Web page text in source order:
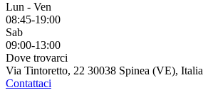
Lun - Ven
08:45-19:00
Sab
09:00-13:00
Dove trovarci
Via Tintoretto, 22 30038 Spinea (VE), Italia
Contattaci